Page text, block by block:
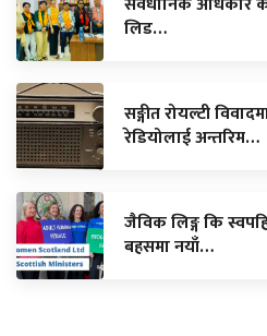
लिड…
सङ्गीत रोयल्टी
रेडियोलाई अन्तरिम…
जैविक लिङ्ग कि
बहसमा नयाँ…